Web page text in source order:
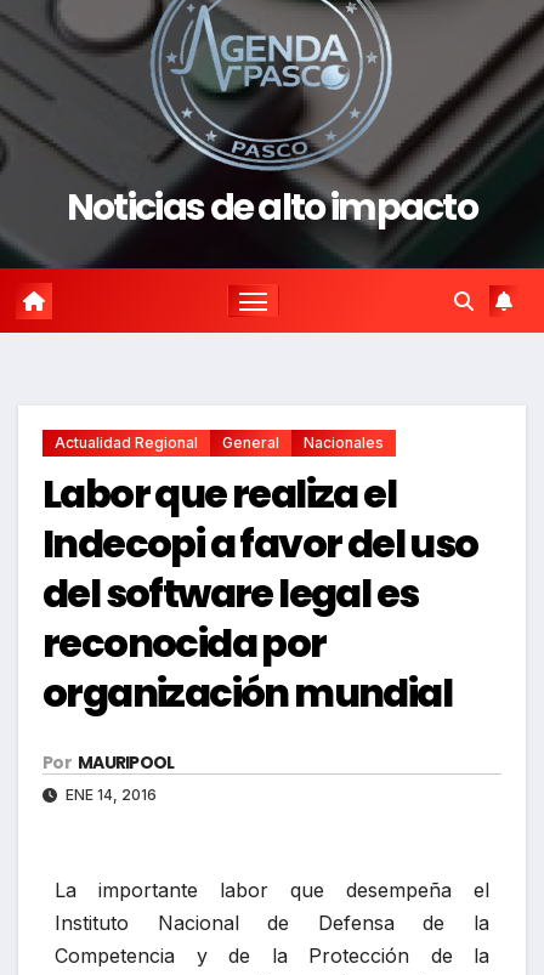
Noticias de alto impacto
Actualidad Regional General Nacionales
Labor que realiza el
Indecopi a favor del uso
del software legal es
reconocida por
organización mundial
Por MAURIPOOL
ENE 14, 2016
La importante labor que desempeña el
Instituto Nacional de Defensa de la
Competencia y de la Protección de la